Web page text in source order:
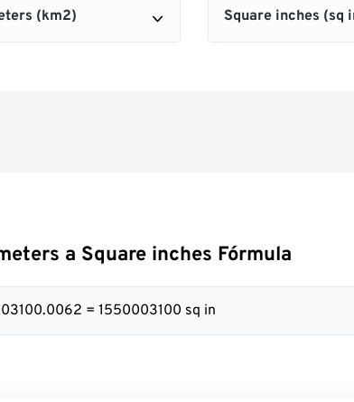
a Square inches Fórmula
= 1550003100 sq in